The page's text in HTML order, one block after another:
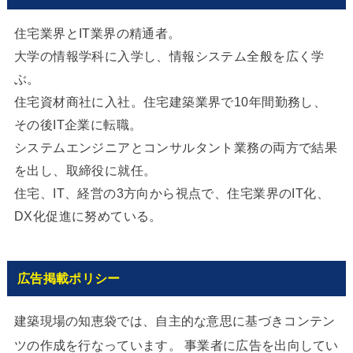
住宅業界とIT業界の精通者。
大学の情報学科に入学し、情報システム全般を広く学
ぶ。
住宅資材商社に入社。住宅建築業界で10年間勤務し、
その後IT企業に転職。
システムエンジニアとコンサルタント業務の両方で結果
を出し、取締役に就任。
住宅、IT、経営の3方向から視点で、住宅業界のIT化、
DX化促進に努めている。
広告掲載ポリシー
建築現場の知恵袋では、自主的な意思に基づきコンテン
ツの作成を行なっています。 事業者に広告を出向してい